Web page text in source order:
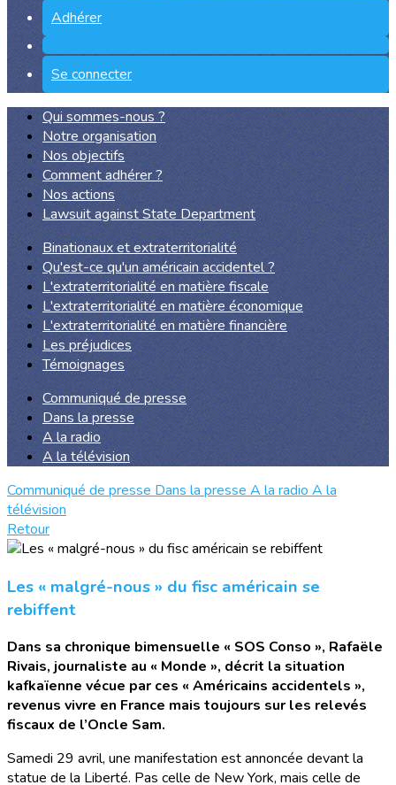
Adhérer
Se connecter
Qui sommes-nous ?
Notre organisation
Nos objectifs
Comment adhérer ?
Nos actions
Lawsuit against State Department
Binationaux et extraterritorialité
Qu'est-ce qu'un américain accidentel ?
L'extraterritorialité en matière fiscale
L'extraterritorialité en matière économique
L'extraterritorialité en matière financière
Les préjudices
Témoignages
Communiqué de presse
Dans la presse
A la radio
A la télévision
Communiqué de presse Dans la presse A la radio A la
télévision
Retour
Les « malgré-nous » du fisc américain se
rebiffent
Dans sa chronique bimensuelle « SOS Conso », Rafaële
Rivais, journaliste au « Monde », décrit la situation
kafkaïenne vécue par ces « Américains accidentels »,
revenus vivre en France mais toujours sur les relevés
fiscaux de l’Oncle Sam.
Samedi 29 avril, une manifestation est annoncée devant la
statue de la Liberté. Pas celle de New York, mais celle de